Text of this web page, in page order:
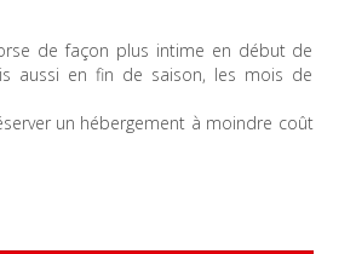
de façon plus intime en début de
aussi en fin de saison, les mois de
un hébergement à moindre coût